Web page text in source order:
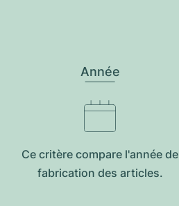
Année
Ce critère compare l'année de
fabrication des articles.